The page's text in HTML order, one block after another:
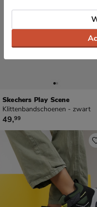
Skechers Play Scene
Klittenbandschoenen - zwart
€ 49,99
49,99